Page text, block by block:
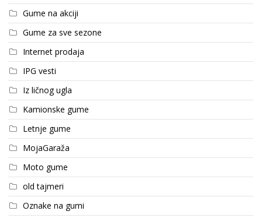
Gume na akciji
Gume za sve sezone
Internet prodaja
IPG vesti
Iz ličnog ugla
Kamionske gume
Letnje gume
MojaGaraža
Moto gume
old tajmeri
Oznake na gumi